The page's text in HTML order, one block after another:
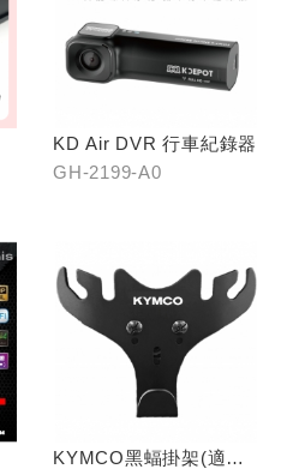
KD Air DVR 行車紀錄器
GH-2199-A0
KYMCO黑蝠掛架(適用